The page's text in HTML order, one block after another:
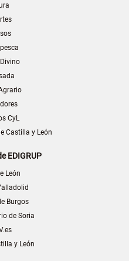
CyL
Castilla y León
EDIGRUP
León
Burgos
de Soria
y León